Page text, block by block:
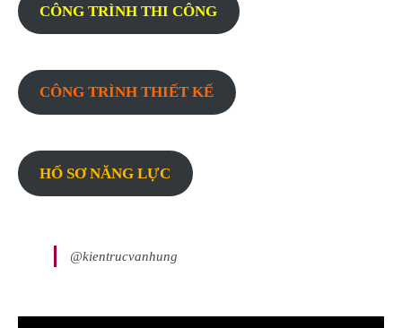
CÔNG TRÌNH THI CÔNG
CÔNG TRÌNH THIẾT KẾ
HỐ SƠ NĂNG LỰC
@kientrucvanhung